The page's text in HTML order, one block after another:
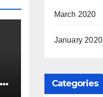
March 2020
January 2020
Categories